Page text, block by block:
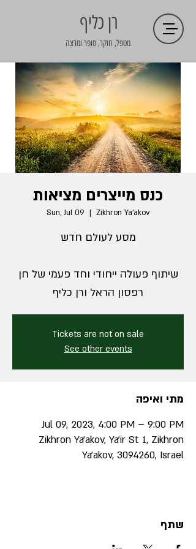
רן כליף
מטפל, חוקר, סופר ומרצה
כנס מייצרים מציאות
Sun, Jul 09
  |
Zikhron Ya'akov
שיתוף פעולה ייחודי וחד פעמי של חן
רפסון הראל ורן כליף
Tickets are not on sale
See other events
מתי ואיפה
Jul 09, 2023, 4:00 PM – 9:00 PM
Zikhron Ya'akov, Ya'ir St 1, Zikhron
Ya'akov, 3094260, Israel
שתף